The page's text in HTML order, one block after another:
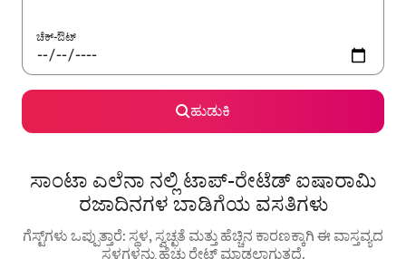
ಚೆಕ್-ಔಟ್
ಹುಡುಕಿ
ಸಾಂಟಾ ಎಲೆನಾ ನಲ್ಲಿ ಟಾಪ್-ರೇಟೆಡ್ ಐಷಾರಾಮಿ
ರಜಾದಿನಗಳ ಬಾಡಿಗೆಯ ವಸತಿಗಳು
ಗೆಸ್ಟ್‌ಗಳು ಒಪ್ಪುತ್ತಾರೆ: ಸ್ಥಳ, ಸ್ವಚ್ಛತೆ ಮತ್ತು ಹೆಚ್ಚಿನ ಕಾರಣಕ್ಕಾಗಿ ಈ ವಾಸ್ತವ್ಯದ
ಸ್ಥಳಗಳನ್ನು ಹೆಚ್ಚು ರೇಟ್ ಮಾಡಲಾಗುತ್ತದೆ.